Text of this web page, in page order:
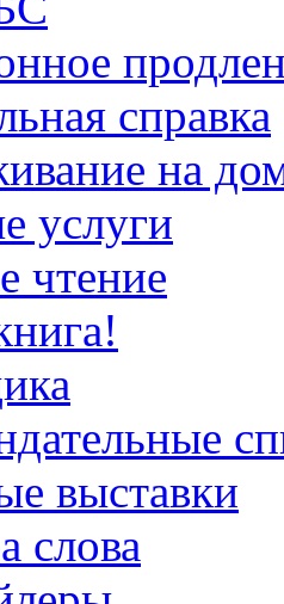
справка
на
услуги
чтение
выставки
слова